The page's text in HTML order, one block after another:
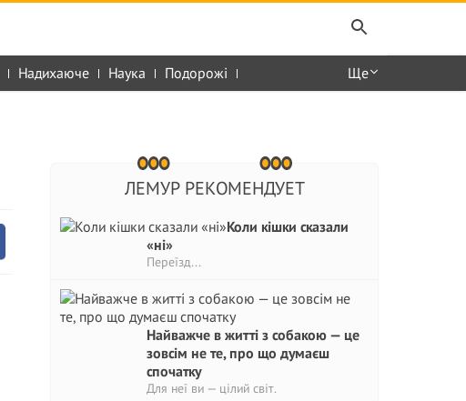
Надихаюче Наука Подорожі Ще
ЛЕМУР РЕКОМЕНДУЕТ
Коли кішки сказали
«ні»
Переїзд...
Найважче в житті з собакою — це
зовсім не те, про що думаєш
спочатку
Для неї ви — цілий світ.